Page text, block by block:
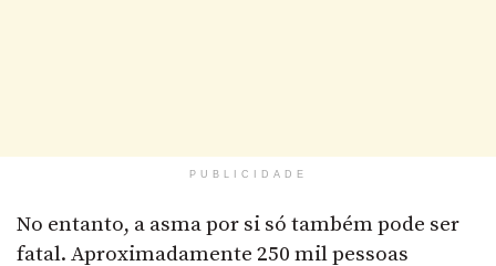
PUBLICIDADE
No entanto, a asma por si só também pode ser
fatal. Aproximadamente 250 mil pessoas